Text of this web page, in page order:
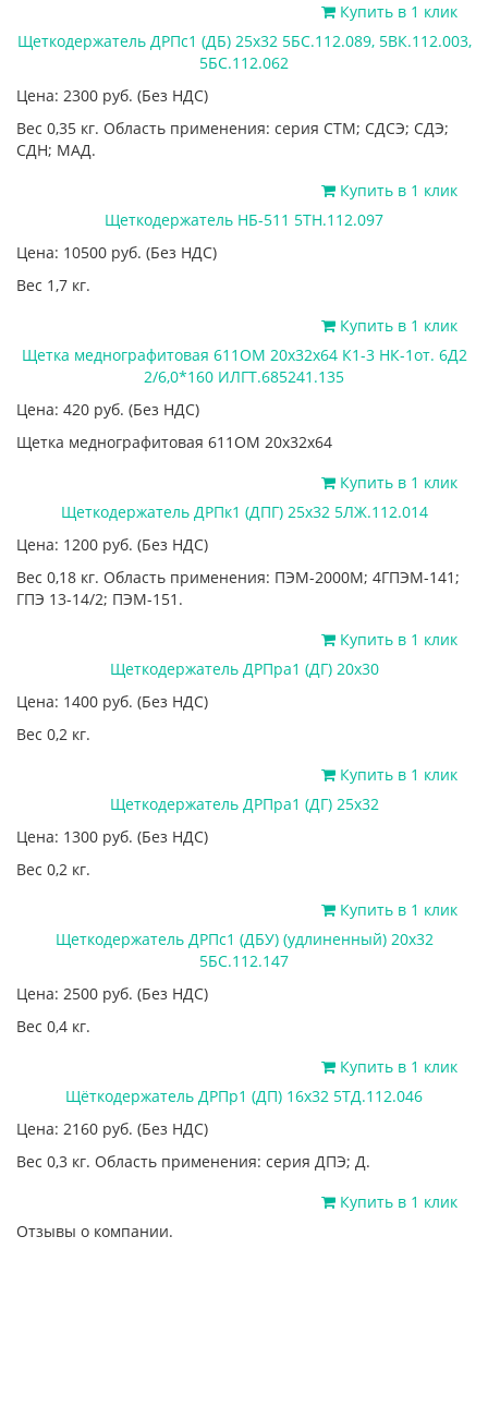
Купить в 1 клик
Щеткодержатель ДРПс1 (ДБ) 25х32 5БС.112.089, 5ВК.112.003,
5БС.112.062
Цена: 2300 руб. (Без НДС)
Вес 0,35 кг. Область применения: серия СТМ; СДСЭ; СДЭ;
СДН; МАД.
Купить в 1 клик
Щеткодержатель НБ-511 5ТН.112.097
Цена: 10500 руб. (Без НДС)
Вес 1,7 кг.
Купить в 1 клик
Щетка меднографитовая 611ОМ 20х32х64 К1-3 НК-1от. 6Д2
2/6,0*160 ИЛГТ.685241.135
Цена: 420 руб. (Без НДС)
Щетка меднографитовая 611ОМ 20х32х64
Купить в 1 клик
Щеткодержатель ДРПк1 (ДПГ) 25х32 5ЛЖ.112.014
Цена: 1200 руб. (Без НДС)
Вес 0,18 кг. Область применения: ПЭМ-2000М; 4ГПЭМ-141;
ГПЭ 13-14/2; ПЭМ-151.
Купить в 1 клик
Щеткодержатель ДРПра1 (ДГ) 20х30
Цена: 1400 руб. (Без НДС)
Вес 0,2 кг.
Купить в 1 клик
Щеткодержатель ДРПра1 (ДГ) 25х32
Цена: 1300 руб. (Без НДС)
Вес 0,2 кг.
Купить в 1 клик
Щеткодержатель ДРПс1 (ДБУ) (удлиненный) 20х32
5БС.112.147
Цена: 2500 руб. (Без НДС)
Вес 0,4 кг.
Купить в 1 клик
Щёткодержатель ДРПр1 (ДП) 16х32 5ТД.112.046
Цена: 2160 руб. (Без НДС)
Вес 0,3 кг. Область применения: серия ДПЭ; Д.
Купить в 1 клик
Отзывы о компании.